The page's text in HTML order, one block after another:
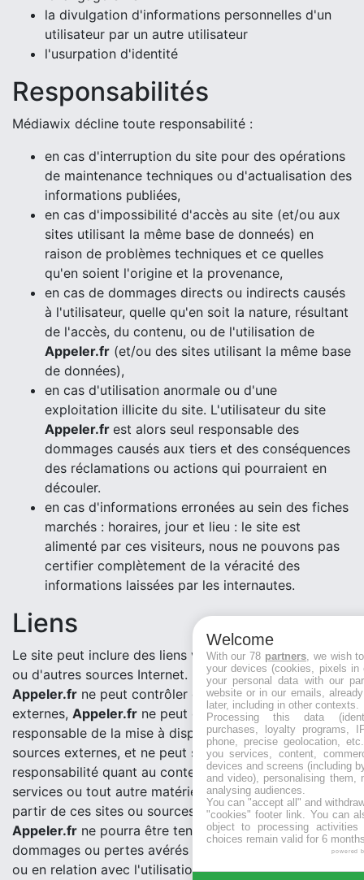
la divulgation d'informations personnelles d'un
utilisateur par un autre utilisateur
l'usurpation d'identité
Responsabilités
Médiawix décline toute responsabilité :
en cas d'interruption du site pour des opérations
de maintenance techniques ou d'actualisation des
informations publiées,
en cas d'impossibilité d'accès au site (et/ou aux
sites utilisant la même base de donneés) en
raison de problèmes techniques et ce quelles
qu'en soient l'origine et la provenance,
en cas de dommages directs ou indirects causés
à l'utilisateur, quelle qu'en soit la nature, résultant
de l'accès, du contenu, ou de l'utilisation de
Appeler.fr (et/ou des sites utilisant la même base
de données),
en cas d'utilisation anormale ou d'une
exploitation illicite du site. L'utilisateur du site
Appeler.fr est alors seul responsable des
dommages causés aux tiers et des conséquences
des réclamations ou actions qui pourraient en
découler.
en cas d'informations erronées au sein des fiches
marchés : horaires, jour et lieu : le site est
alimenté par ces visiteurs, nous ne pouvons pas
certifier complètement de la véracité des
informations laissées par les internautes.
Liens
Le site peut inclure des liens vers d'autres sites Web
ou d'autres sources Internet. Dans la mesure où
Appeler.fr ne peut contrôler ces sites et ces sources
externes, Appeler.fr ne peut être tenue pour
responsable de la mise à disposition de ces sites et
sources externes, et ne peut supporter aucune
responsabilité quant au contenu, publicités, produits,
services ou tout autre matériel disponible sur ou à
partir de ces sites ou sources externes. De plus,
Appeler.fr ne pourra être tenu responsable de tous
dommages ou pertes avérés ou allégués consécutifs
ou en relation avec l'utilisation ou le fait d'avoir fait
Welcome
With our 78 partners, we wish
your devices (cookies, pixels
your personal data with our
website or in our emails,
later, including in other contexts.
Processing this data
purchases, loyalty programs,
phone, precise geolocation,
you services, content,
devices and screens (including
and video), personalising them,
analysing audiences.
You can "accept all" and
"cookies" footer link. You can
object to processing
choices remain valid for 6
powered